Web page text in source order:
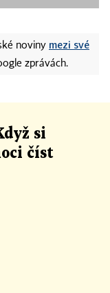
noviny mezi své
zprávách.
si
číst